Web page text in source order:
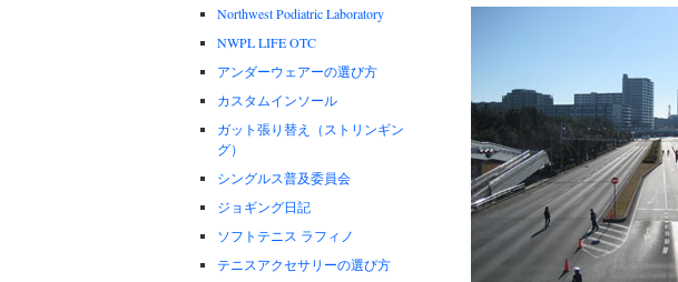
Northwest Podiatric Laboratory
NWPL LIFE OTC
アンダーウェアーの選び方
カスタムインソール
ガット張り替え（ストリンギン
グ）
シングルス普及委員会
ジョギング日記
ソフトテニス ラフィノ
テニスアクセサリーの選び方